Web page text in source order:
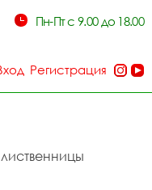
Пн-Пт с 9.00 до 18.00
Регистрация